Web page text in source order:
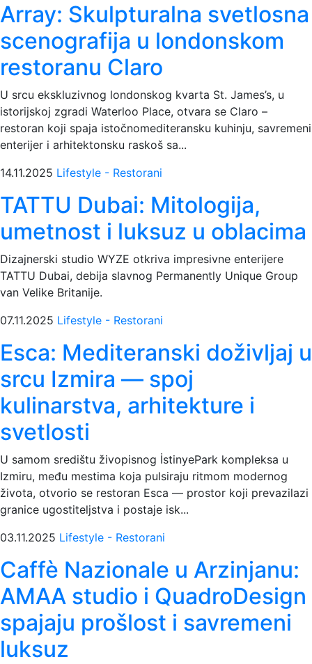
Array: Skulpturalna svetlosna
scenografija u londonskom
restoranu Claro
U srcu ekskluzivnog londonskog kvarta St. James’s, u
istorijskoj zgradi Waterloo Place, otvara se Claro –
restoran koji spaja istočnomediteransku kuhinju, savremeni
enterijer i arhitektonsku raskoš sa...
14.11.2025 Lifestyle - Restorani
TATTU Dubai: Mitologija,
umetnost i luksuz u oblacima
Dizajnerski studio WYZE otkriva impresivne enterijere
TATTU Dubai, debija slavnog Permanently Unique Group
van Velike Britanije.
07.11.2025 Lifestyle - Restorani
Esca: Mediteranski doživljaj u
srcu Izmira — spoj
kulinarstva, arhitekture i
svetlosti
U samom središtu živopisnog İstinyePark kompleksa u
Izmiru, među mestima koja pulsiraju ritmom modernog
života, otvorio se restoran Esca — prostor koji prevazilazi
granice ugostiteljstva i postaje isk...
03.11.2025 Lifestyle - Restorani
Caffè Nazionale u Arzinjanu:
AMAA studio i QuadroDesign
spajaju prošlost i savremeni
luksuz